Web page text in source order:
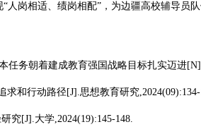
岗相适、绩岗相配”，为边疆高校辅导员
务朝着建成教育强国战略目标扎实迈进
和行动路径[J].思想教育研究,2024(09):134-
究[J].大学,2024(19):145-148.